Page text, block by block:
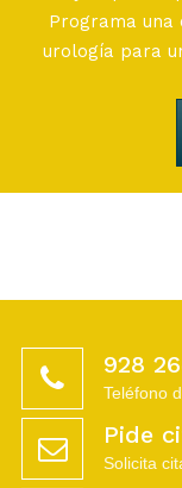
Programa una
urología para
928
Teléfono
Pide
Solicita